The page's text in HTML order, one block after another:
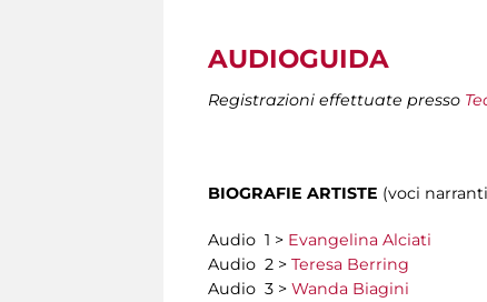
AUDIOGUIDA
Registrazioni effettuate presso
BIOGRAFIE ARTISTE (voci
Audio 1 > Evangelina Alciati
Audio 2 > Teresa Berring
Audio 3 > Wanda Biagini